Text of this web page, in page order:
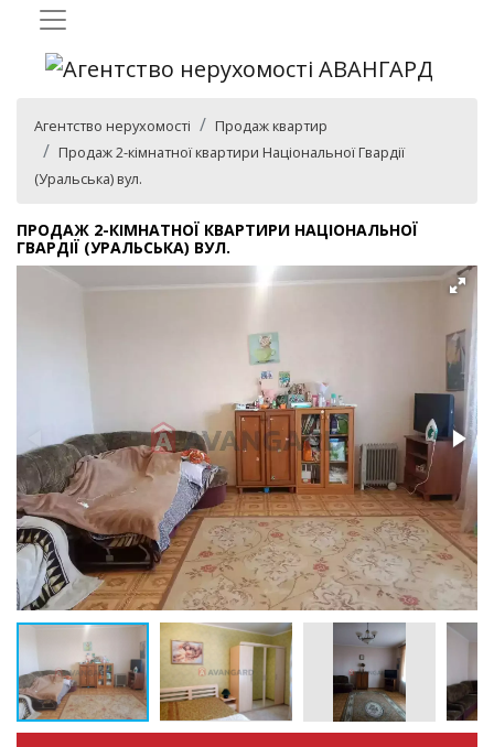
Агентство нерухомості
Продаж квартир
Продаж 2-кімнатної квартири Національної Гвардії
(Уральська) вул.
ПРОДАЖ 2-КІМНАТНОЇ КВАРТИРИ НАЦІОНАЛЬНОЇ
ГВАРДІЇ (УРАЛЬСЬКА) ВУЛ.